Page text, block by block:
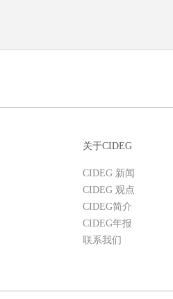
关于CIDEG
CIDEG 新闻
CIDEG 观点
CIDEG简介
CIDEG年报
联系我们